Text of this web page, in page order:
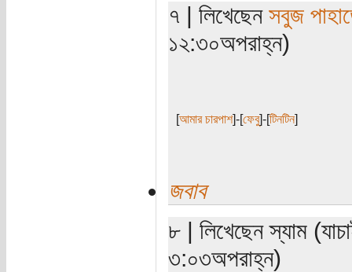
৭ | লিখেছেন সবুজ
১২:৩০অপরাহ্ন)
[আমার চারপাশ]-[ফেবু]-[টিনটিন]
জবাব
৮ | লিখেছেন স্যাম
৩:০৩অপরাহ্ন)